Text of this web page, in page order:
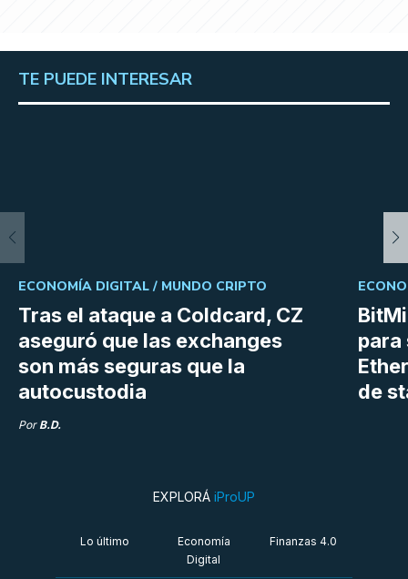
TE PUEDE INTERESAR
Tras el ataque a Coldcard, CZ
aseguró que las exchanges
son más seguras que la
autocustodia
ECONOMÍA DIGITAL / MUNDO CRIPTO
Por B.D.
para
de
EXPLORÁ iProUP
Lo último
Economía
Digital
Finanzas 4.0